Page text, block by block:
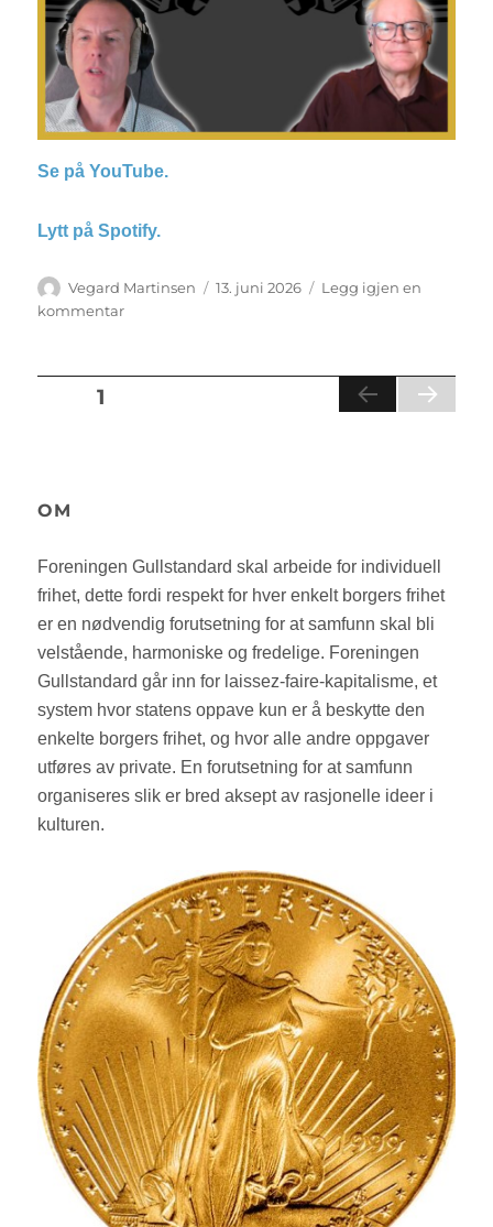
Se på YouTube.
Lytt på Spotify.
Forfatter
Vegard Martinsen Publisert
13. juni 2026
Legg igjen en
kommentar
ser
Innleggnavigasjon
1
OM
Foreningen Gullstandard skal arbeide for individuell
frihet, dette fordi respekt for hver enkelt borgers frihet
er en nødvendig forutsetning for at samfunn skal bli
velstående, harmoniske og fredelige. Foreningen
Gullstandard går inn for laissez-faire-kapitalisme, et
system hvor statens oppave kun er å beskytte den
enkelte borgers frihet, og hvor alle andre oppgaver
utføres av private. En forutsetning for at samfunn
organiseres slik er bred aksept av rasjonelle ideer i
kulturen.